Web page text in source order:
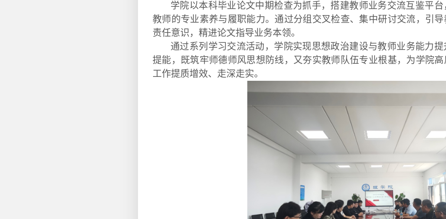
学院以本科毕业论文中期检查为抓手，搭建教师业务交流互鉴平
教师的专业素养与履职能力。通过分组交叉检查、集中研讨交流，引
责任意识，精进论文指导业务本领。
通过系列 学习交流活动 ， 学院实现思想政治建设与教师业务能力提
提能，
既筑牢师德师风思想防线，又夯实教师队伍专业根基， 为学院
工作提质增效、走深走实。